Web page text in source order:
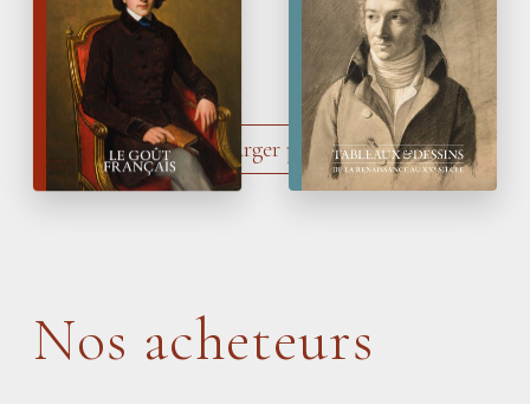
de la Renaissance
siècle
Charger plus
Nos acheteurs